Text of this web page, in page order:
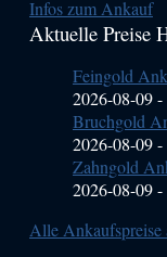
Sidebar
Infos zum Ankauf
Aktuelle Preise
Feingold
2026-08-09
Bruchgold
2026-08-09
Zahngold
2026-08-09
Alle Ankaufspreise